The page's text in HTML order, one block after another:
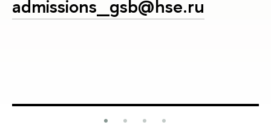
admissions_gsb@hse.ru